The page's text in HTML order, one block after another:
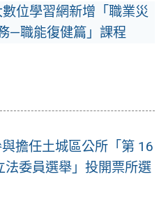
位學習網新增「職業災
—職能復健篇」課程
擔任土城區公所「第 16
委員選舉」投開票所選